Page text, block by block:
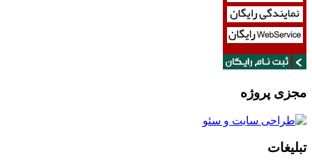
مجزی پروژه
تبلیغات